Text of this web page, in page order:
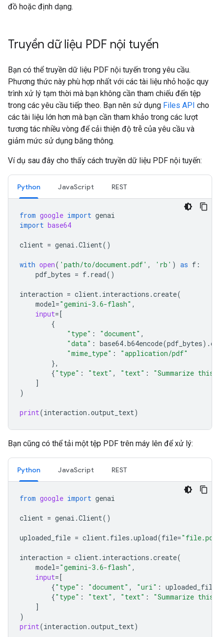
đồ hoặc định dạng.
Truyền dữ liệu PDF nội tuyến
Bạn có thể truyền dữ liệu PDF nội tuyến trong yêu cầu.
Phương thức này phù hợp nhất với các tài liệu nhỏ hoặc quy
trình xử lý tạm thời mà bạn không cần tham chiếu đến tệp
trong các yêu cầu tiếp theo. Bạn nên sử dụng Files API cho
các tài liệu lớn hơn mà bạn cần tham khảo trong các lượt
tương tác nhiều vòng để cải thiện độ trễ của yêu cầu và
giảm mức sử dụng băng thông.
Ví dụ sau đây cho thấy cách truyền dữ liệu PDF nội tuyến:
Python JavaScript REST
from google import genai
import base64
client = genai .Client()
with open( 'path/to/document.pdf' , 'rb' ) as f :
pdf_bytes = f. read()
interaction = client. interactions .create(
model="gemini-3.6-flash" ,
input=[
{
"type" : "document" ,
"data" : base64.b64encode(pdf_bytes) .
"mime_type" :
"application/pdf"
},
{"type" : "text" , "text" :
"Summarize this
]
)
print(interaction .output_text)
Bạn cũng có thể tải một tệp PDF trên máy lên để xử lý:
Python JavaScript REST
from google import genai
client = genai .Client()
uploaded_file = client. files .upload(file=
interaction = client. interactions .create(
model="gemini-3.6-flash" ,
input=[
{"type" : "document" , "uri" : uploaded_file
{"type" : "text" , "text" :
"Summarize this
]
)
print(interaction .output_text)